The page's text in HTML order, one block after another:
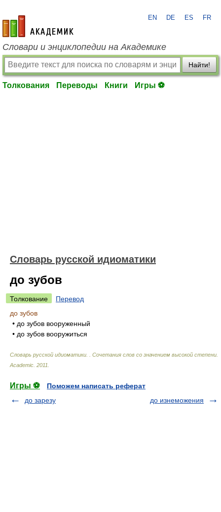
academic.ru
EN DE ES FR
Словари и энциклопедии на Академике
Найти!
Толкования Переводы Книги Игры ⚽
Словарь русской идиоматики
до зубов
Толкование
Перевод
до зубов
• до зубов вооруженный
• до зубов вооружиться
Словарь русской идиоматики. . Сочетания слов со значением высокой степени
Academic 2011
Игры ⚽
Поможем написать реферат
до зарезу
до изнеможения